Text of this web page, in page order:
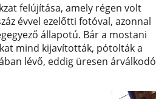
felújítása, amely régen volt
évvel ezelőtti fotóval, azonnal
állapotú. Bár a mostani
mind kijavították, pótolták a
lévő, eddig üresen árválkodó